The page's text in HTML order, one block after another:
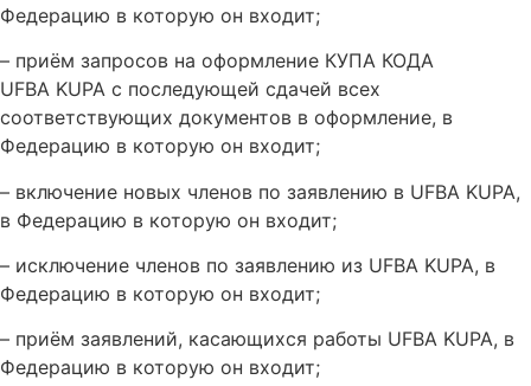
Федерацию в которую он входит;
– приём запросов на оформление КУПА КОДА
UFBA KUPA с последующей сдачей всех
соответствующих документов в оформление, в
Федерацию в которую он входит;
– включение новых членов по заявлению в UFBA KUPA,
в Федерацию в которую он входит;
– исключение членов по заявлению из UFBA KUPA, в
Федерацию в которую он входит;
– приём заявлений, касающихся работы UFBA KUPA, в
Федерацию в которую он входит;